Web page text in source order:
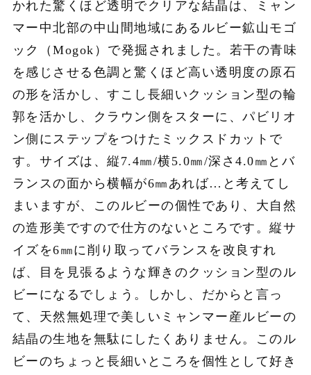
かれた驚くほど透明でクリアな結晶は、ミャン
マー中北部の中山間地域にあるルビー鉱山モゴ
ック（Mogok）で発掘されました。若干の青味
を感じさせる色調と驚くほど高い透明度の原石
の形を活かし、すこし長細いクッション型の輪
郭を活かし、クラウン側をスターに、パビリオ
ン側にステップをつけたミックスドカットで
す。サイズは、縦7.4㎜/横5.0㎜/深さ4.0㎜とバ
ランスの面から横幅が6㎜あれば…と考えてし
まいますが、このルビーの個性であり、大自然
の造形美ですので仕方のないところです。縦サ
イズを6㎜に削り取ってバランスを改良すれ
ば、目を見張るような輝きのクッション型のル
ビーになるでしょう。しかし、だからと言っ
て、天然無処理で美しいミャンマー産ルビーの
結晶の生地を無駄にしたくありません。このル
ビーのちょっと長細いところを個性として好き